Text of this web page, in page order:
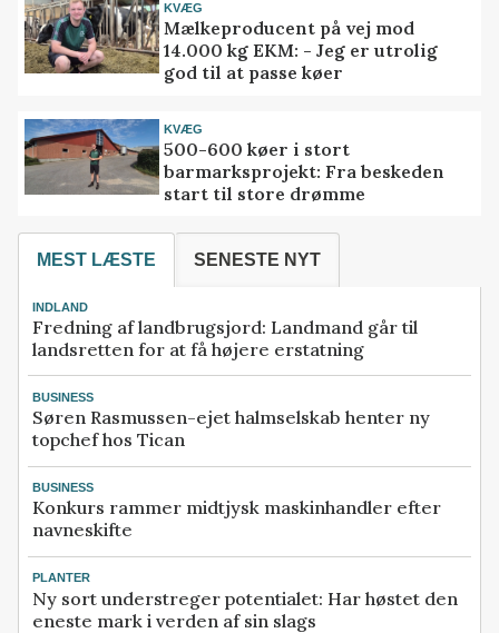
KVÆG
Mælkeproducent på vej mod
14.000 kg EKM: - Jeg er utrolig
god til at passe køer
KVÆG
500-600 køer i stort
barmarksprojekt: Fra beskeden
start til store drømme
MEST LÆSTE SENESTE NYT
INDLAND
Fredning af landbrugsjord: Landmand går til
landsretten for at få højere erstatning
BUSINESS
Søren Rasmussen-ejet halmselskab henter ny
topchef hos Tican
BUSINESS
Konkurs rammer midtjysk maskinhandler efter
navneskifte
PLANTER
Ny sort understreger potentialet: Har høstet den
eneste mark i verden af sin slags